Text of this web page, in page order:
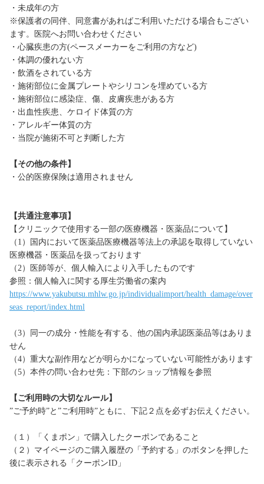
・未成年の方
※保護者の同伴、同意書があればご利用いただける場合もござい
ます。医院へお問い合わせください
・心臓疾患の方(ペースメーカーをご利用の方など)
・体調の優れない方
・飲酒をされている方
・施術部位に金属プレートやシリコンを埋めている方
・施術部位に感染症、傷、皮膚疾患がある方
・出血性疾患、ケロイド体質の方
・アレルギー体質の方
・当院が施術不可と判断した方
【その他の条件】
・公的医療保険は適用されません
【共通注意事項】
【クリニックで使用する一部の医療機器・医薬品について】
（1）国内において医薬品医療機器等法上の承認を取得していない
医療機器・医薬品を扱っております
（2）医師等が、個人輸入により入手したものです
参照：個人輸入に関する厚生労働省の案内
https://www.yakubutsu.mhlw.go.jp/individualimport/health_damage/over
seas_report/index.html
（3）同一の成分・性能を有する、他の国内承認医薬品等はありま
せん
（4）重大な副作用などが明らかになっていない可能性があります
（5）本件の問い合わせ先：下部のショップ情報を参照
【ご利用時の大切なルール】
”ご予約時”と”ご利用時”ともに、下記２点を必ずお伝えください。
（１）「くまポン」で購入したクーポンであること
（２）マイページのご購入履歴の「予約する」のボタンを押した
後に表示される「クーポンID」